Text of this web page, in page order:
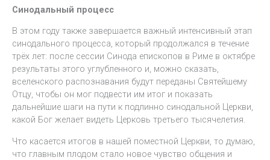
Синодальный процесс
В этом году также завершается важный интенсивный этап
синодального процесса, который продолжался в течение
трёх лет: после сессии Синода епископов в Риме в октябре
результаты этого углубленного и, можно сказать,
вселенского распознавания будут переданы Святейшему
Отцу, чтобы он мог подвести им итог и показать
дальнейшие шаги на пути к подлинно синодальной Церкви,
какой Бог желает видеть Церковь третьего тысячелетия.
Что касается итогов в нашей поместной Церкви, то думаю,
что главным плодом стало новое чувство общения и